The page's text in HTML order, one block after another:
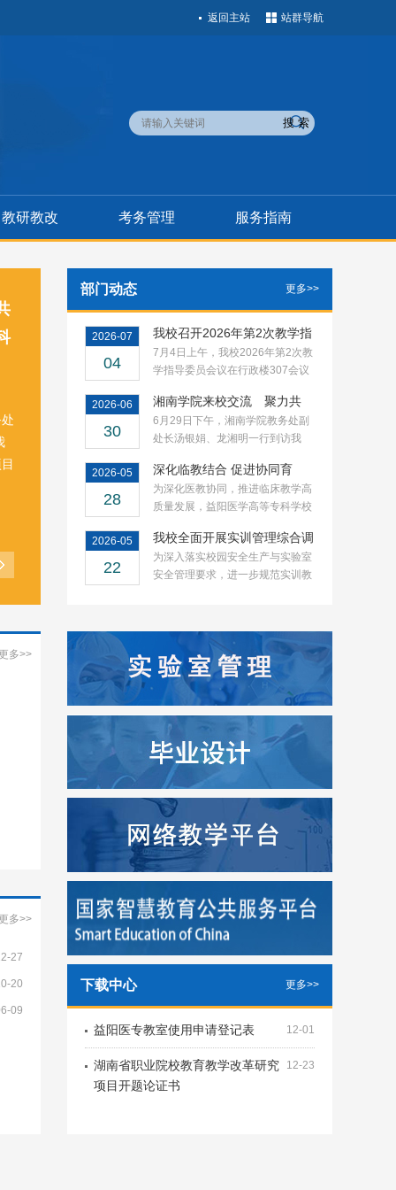
返回主站 站群导航
教研教改 考务管理 服务指南
多>>
多>>
27
20
09
更多>>
部门动态
2026-07
04
我校召开2026年第2次教学指
导委员…
7月4日上午，我校2026年第2次教
学指导委员会议在行政楼307会议
2026-06
30
湘南学院来校交流 聚力共
育“楚怡…
6月29日下午，湘南学院教务处副
处长汤银娟、龙湘明一行到访我
2026-05
28
深化临教结合 促进协同育
人 ——…
为深化医教协同，推进临床教学高
质量发展，益阳医学高等专科学校
2026-05
22
我校全面开展实训管理综合调
研，筑…
为深入落实校园安全生产与实验室
安全管理要求，进一步规范实训教
更多>>
下载中心
12-01
益阳医专教室使用申请登记表
12-23
湖南省职业院校教育教学改革研究
项目开题论证书